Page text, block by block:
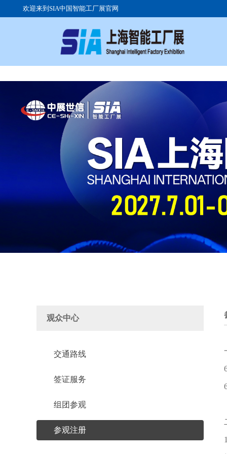
欢迎来到SIA中国智能工厂展官网
关于
展
展
广告
参展
展
往
展位
参观
组
签
观众中心
交通路线
签证服务
组团参观
参观注册